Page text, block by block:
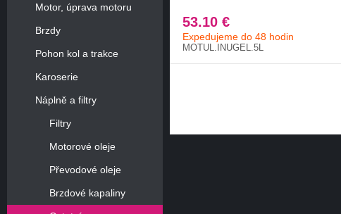
Motor, úprava motoru
Brzdy
Pohon kol a trakce
Karoserie
Náplně a filtry
Filtry
Motorové oleje
Převodové oleje
Brzdové kapaliny
53.10 €
Expedujeme do 48 hodin
MOTUL.INUGEL.5L